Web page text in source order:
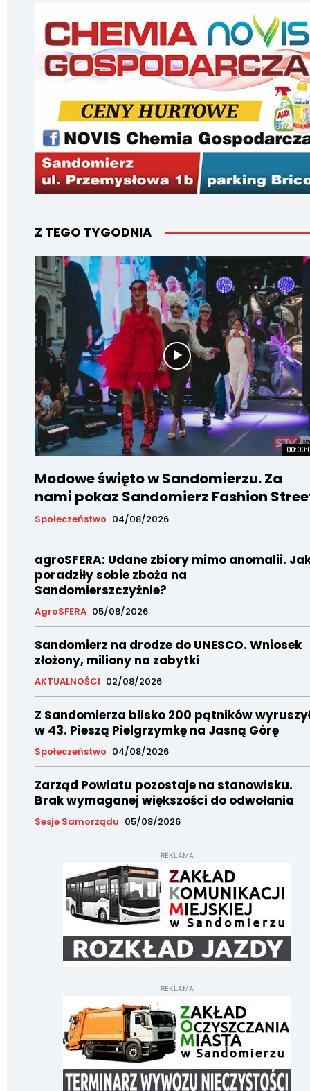
Z TEGO TYGODNIA
Modowe święto w Sandomierzu. Za
nami pokaz Sandomierz Fashion
Społeczeństwo 04/08/2026
agroSFERA: Udane zbiory mimo anomalii.
poradziły sobie zboża na
Sandomierszczyźnie?
AgroSFERA 05/08/2026
Sandomierz na drodze do UNESCO. Wniosek
złożony, miliony na zabytki
AKTUALNOŚCI 02/08/2026
Z Sandomierza blisko 200 pątników
w 43. Pieszą Pielgrzymkę na Jasną Górę
Społeczeństwo 04/08/2026
Zarząd Powiatu pozostaje na stanowisku.
Brak wymaganej większości do odwołania
Sesje Samorządu 05/08/2026
REKLAMA
REKLAMA